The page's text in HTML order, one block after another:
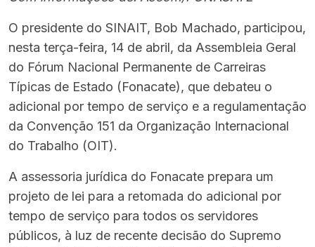
O presidente do SINAIT, Bob Machado, participou,
nesta terça-feira, 14 de abril, da Assembleia Geral
do Fórum Nacional Permanente de Carreiras
Típicas de Estado (Fonacate), que debateu o
adicional por tempo de serviço e a regulamentação
da Convenção 151 da Organização Internacional
do Trabalho (OIT).
A assessoria jurídica do Fonacate prepara um
projeto de lei para a retomada do adicional por
tempo de serviço para todos os servidores
públicos, à luz de recente decisão do Supremo